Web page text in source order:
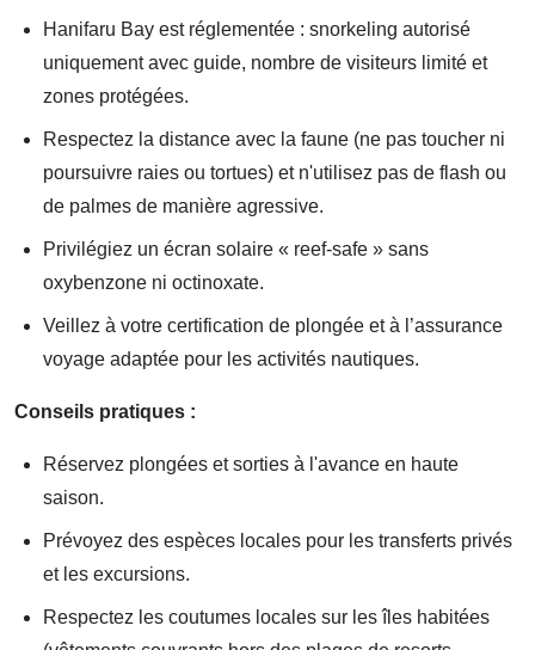
Hanifaru Bay est réglementée : snorkeling autorisé
uniquement avec guide, nombre de visiteurs limité et
zones protégées.
Respectez la distance avec la faune (ne pas toucher ni
poursuivre raies ou tortues) et n'utilisez pas de flash ou
de palmes de manière agressive.
Privilégiez un écran solaire « reef-safe » sans
oxybenzone ni octinoxate.
Veillez à votre certification de plongée et à l’assurance
voyage adaptée pour les activités nautiques.
Conseils pratiques :
Réservez plongées et sorties à l'avance en haute
saison.
Prévoyez des espèces locales pour les transferts privés
et les excursions.
Respectez les coutumes locales sur les îles habitées